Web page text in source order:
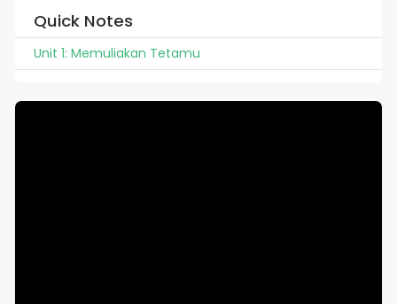
Quick Notes
Unit 1: Memuliakan Tetamu